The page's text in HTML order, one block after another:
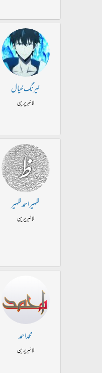
نیرنگ خیال
لائبریرین
ظہیراحمدظہیر
لائبریرین
محمداحمد
لائبریرین